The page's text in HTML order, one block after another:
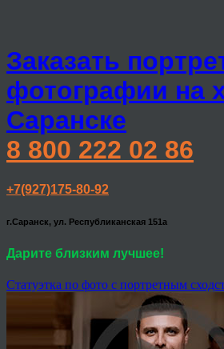
Заказать
фотографии на
Саранске
8 800 222 02 86
+7(927)175-80-92
г.Саранск, ул. Республиканская 151а
Дарите близким лучшее!
Статуэтка по фото с портретным